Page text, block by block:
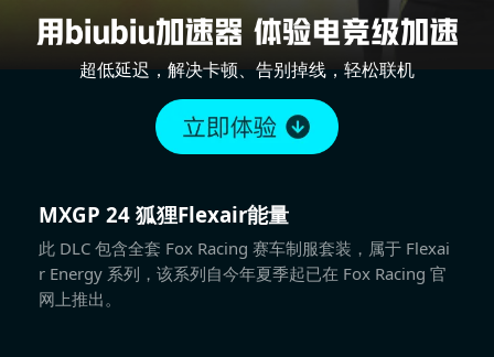
超低延迟，解决卡顿、告别掉线，轻松联机
MXGP 24 狐狸Flexair能量
此 DLC 包含全套 Fox Racing 赛车制服套装，属于 Flexai
r Energy 系列，该系列自今年夏季起已在 Fox Racing 官
网上推出。